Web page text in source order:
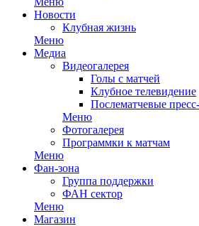
Новости
Клубная жизнь
Меню
Медиа
Видеогалерея
Голы с матчей
Клубное телевидение
Послематчевые
Меню
Фотогалерея
Программки к матчам
Меню
Фан-зона
Группа поддержки
ФАН сектор
Меню
Магазин